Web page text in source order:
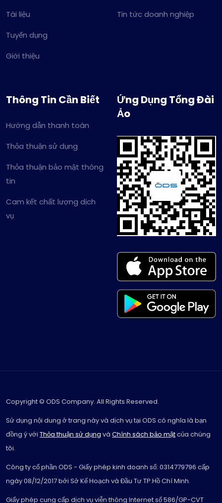
Tài liệu
Tuyển dụng
Giới thiệu
Tin tức doanh nghiệp
Thông Tin Cần Biết
Hướng dẫn thanh toán
Thỏa thuận sử dụng
Thỏa thuận bảo mật thông
tin
Cam kết chất lượng dịch
vụ
Ứng Dụng Tổng Đài
Ảo
Copyright © ODS Company. All Rights Reserved.
Sử dụng nội dung ở trang này và dịch vụ tại ODS có nghĩa là bạn
đồng ý với Thỏa thuận sử dụng và Chính sách bảo mậtcủa chúng
tôi.
Công ty cổ phần ODS - Giấy phép kinh doanh số: 0314779796 cấp
ngày 08/12/2017 bởi Sở Kế Hoạch và Đầu Tư TP.Hồ Chí Minh.
Giấy phép cung cấp dịch vụ viễn thông Internet số 586/GP-CVT